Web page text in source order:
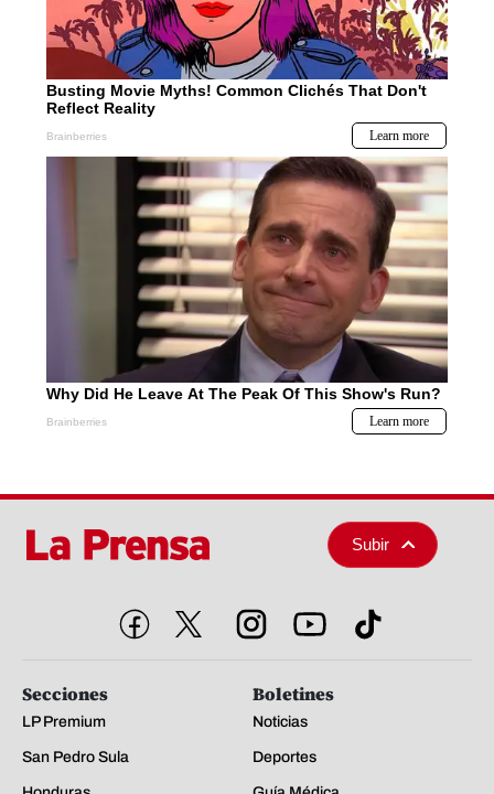
Subir
Secciones
LP Premium
San Pedro Sula
Boletines
Noticias
Deportes